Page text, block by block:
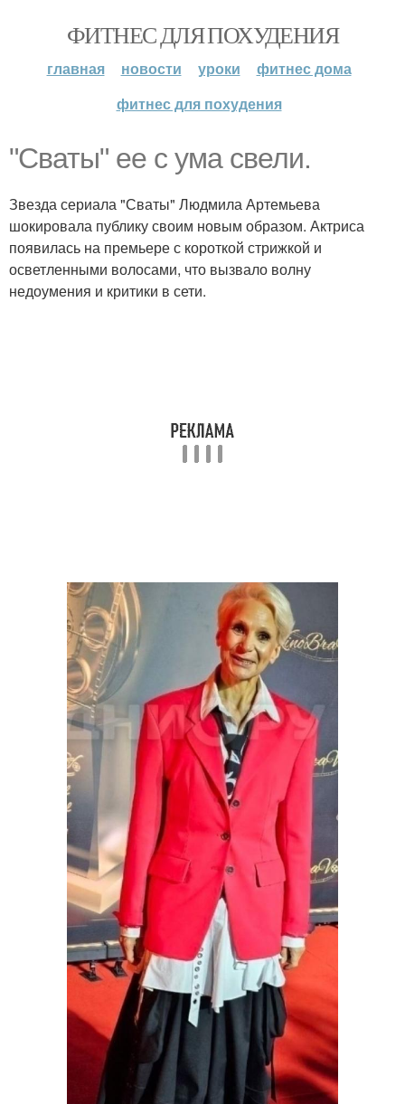
ФИТНЕС ДЛЯ ПОХУДЕНИЯ
главная новости уроки
фитнес дома
фитнес для похудения
"Сваты" ее с ума свели.
Звезда сериала "Сваты" Людмила Артемьева
шокировала публику своим новым образом. Актриса
появилась на премьере с короткой стрижкой и
осветленными волосами, что вызвало волну
недоумения и критики в сети.